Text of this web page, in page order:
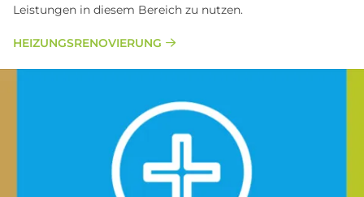
Leistungen in diesem Bereich zu nutzen.
HEI­ZUNGS­RE­NO­VIE­RUNG